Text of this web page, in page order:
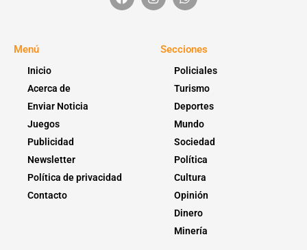
Menú
Inicio
Acerca de
Enviar Noticia
Juegos
Publicidad
Newsletter
Política de privacidad
Contacto
Secciones
Policiales
Turismo
Deportes
Mundo
Sociedad
Política
Cultura
Opinión
Dinero
Minería